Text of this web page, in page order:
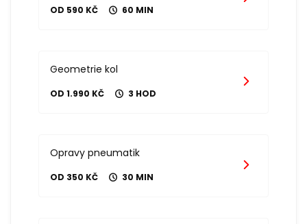
OD 590 KČ 60 MIN
Geometrie kol
OD 1.990 KČ 3 HOD
Opravy pneumatik
OD 350 KČ 30 MIN